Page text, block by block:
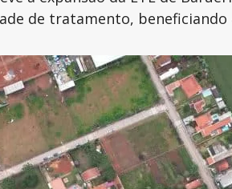
de tratamento, beneficiando